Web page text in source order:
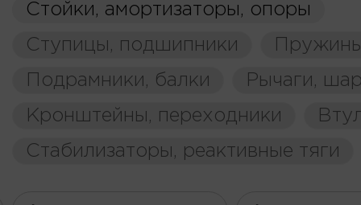
Стойки, амортизаторы, опоры
Ступицы, подшипники
Подрамники, балки
Рычаги,
Кронштейны, переходники
Стабилизаторы, реактивные тяги